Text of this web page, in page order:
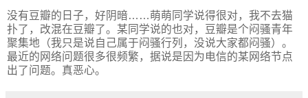
没有豆瓣的日子，好阴暗……萌萌同学说得很对，我不去猫
扑了，改混在豆瓣了。某同学说的也对，豆瓣是个闷骚青年
聚集地（我只是说自己属于闷骚行列，没说大家都闷骚）。
最近的网络问题很多很频繁，据说是因为电信的某网络节点
出了问题。真恶心。